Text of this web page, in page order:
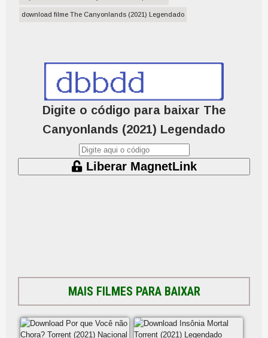
download filme The Canyonlands (2021) Legendado
Digite o código para baixar The
Canyonlands (2021) Legendado
Liberar MagnetLink
MAIS FILMES PARA BAIXAR